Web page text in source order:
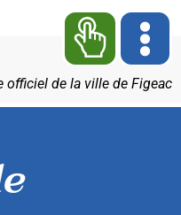
officiel de la ville de Figeac